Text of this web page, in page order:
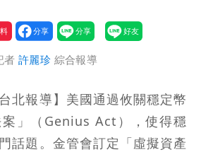
者許麗珍 綜合報導
北報導】美國通過攸關穩定幣
」（Genius Act），使得穩
話題。金管會訂定「虛擬資產